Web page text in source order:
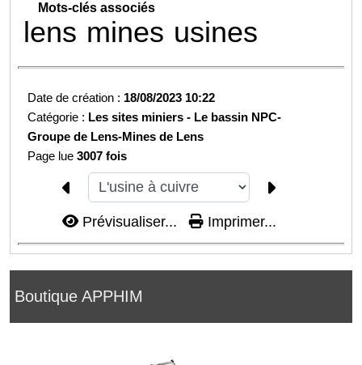
Boutique APPHIM
Mots-clés associés
lens mines usines
Date de création : 18/08/2023 10:22
Catégorie : Les sites miniers - Le bassin NPC-
Groupe de Lens-Mines de Lens
Page lue3007 fois
Prévisualiser... Imprimer...